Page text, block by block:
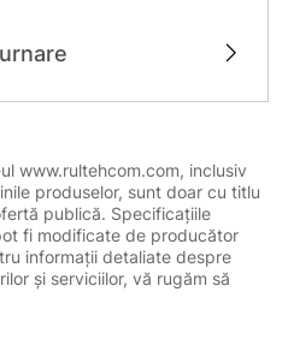
www.rultehcom.com, inclusiv
produselor, sunt doar cu titlu
publică. Specificațiile
fi modificate de producător
informații detaliate despre
și serviciilor, vă rugăm să